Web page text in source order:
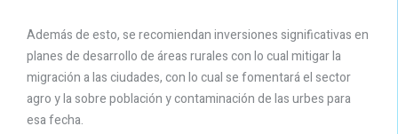
Además de esto, se recomiendan inversiones significativas en
planes de desarrollo de áreas rurales con lo cual mitigar la
migración a las ciudades, con lo cual se fomentará el sector
agro y la sobre población y contaminación de las urbes para
esa fecha.